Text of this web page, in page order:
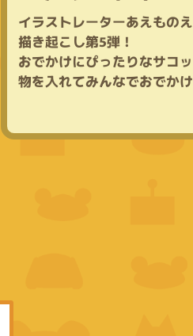
イラス トレーターあえものえ
描き起こ し第5弾！
おでかけにぴったりなサコッ
物を入れてみんなでおでかけ